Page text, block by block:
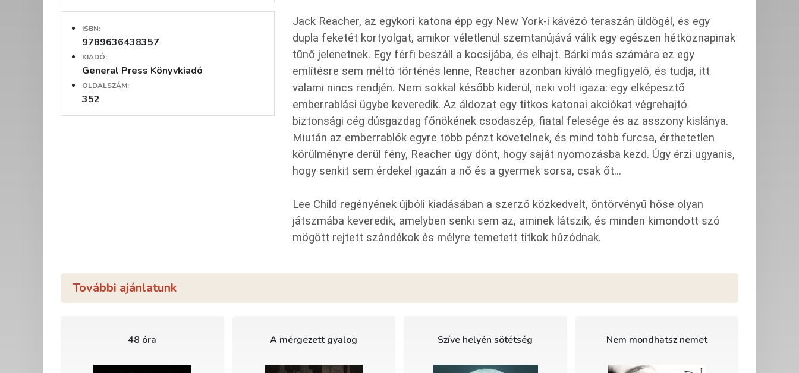
ISBN:
9789636438357
KIADÓ:
General Press Könyvkiadó
OLDALSZÁM:
352
Jack Reacher, az egykori katona épp egy New York-i kávézó teraszán üldögél, és egy
dupla feketét kortyolgat, amikor véletlenül szemtanújává válik egy egészen hétköznapinak
tűnő jelenetnek. Egy férfi beszáll a kocsijába, és elhajt. Bárki más számára ez egy
említésre sem méltó történés lenne, Reacher azonban kiváló megfigyelő, és tudja, itt
valami nincs rendjén. Nem sokkal később kiderül, neki volt igaza: egy elképesztő
emberrablási ügybe keveredik. Az áldozat egy titkos katonai akciókat végrehajtó
biztonsági cég dúsgazdag főnökének csodaszép, fiatal felesége és az asszony kislánya.
Miután az emberrablók egyre több pénzt követelnek, és mind több furcsa, érthetetlen
körülményre derül fény, Reacher úgy dönt, hogy saját nyomozásba kezd. Úgy érzi ugyanis,
hogy senkit sem érdekel igazán a nő és a gyermek sorsa, csak őt...
Lee Child regényének újbóli kiadásában a szerző közkedvelt, öntörvényű hőse olyan
játszmába keveredik, amelyben senki sem az, aminek látszik, és minden kimondott szó
mögött rejtett szándékok és mélyre temetett titkok húzódnak.
További ajánlatunk
48 óra A mérgezett gyalog Szíve helyén sötétség Nem mondhatsz nemet